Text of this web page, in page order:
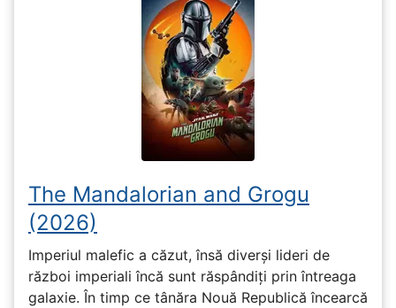
The Mandalorian and Grogu
(2026)
Imperiul malefic a căzut, însă diverși lideri de
război imperiali încă sunt răspândiți prin întreaga
galaxie. În timp ce tânăra Nouă Republică încearcă